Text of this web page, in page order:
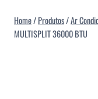
Home/Produtos/Ar
MULTISPLIT 36000 BTU